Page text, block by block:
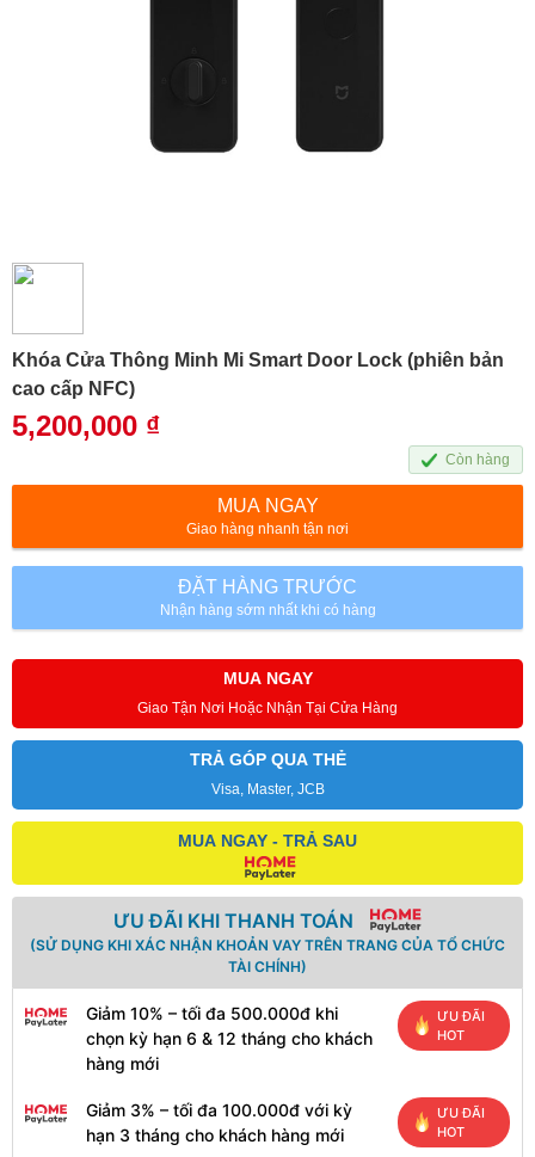
Khóa Cửa Thông Minh Mi Smart Door Lock (phiên bản
cao cấp NFC)
5,200,000 ₫
Còn hàng
MUA NGAY
Giao hàng nhanh tận nơi
ĐẶT HÀNG TRƯỚC
Nhận hàng sớm nhất khi có hàng
MUA NGAY
Giao Tận Nơi Hoặc Nhận Tại Cửa Hàng
TRẢ GÓP QUA THẺ
Visa, Master, JCB
MUA NGAY - TRẢ SAU
ƯU ĐÃI KHI THANH TOÁN
(SỬ DỤNG KHI XÁC NHẬN KHOẢN VAY TRÊN TRANG CỦA TỔ CHỨC
TÀI CHÍNH)
Giảm 10% – tối đa 500.000đ khi
chọn kỳ hạn 6 & 12 tháng cho khách
hàng mới
ƯU ĐÃI
HOT
Giảm 3% – tối đa 100.000đ với kỳ
hạn 3 tháng cho khách hàng mới
ƯU ĐÃI
HOT